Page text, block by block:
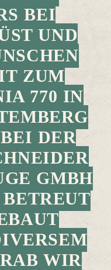
BEI
UND
ZUM
770 IN
DER
GMBH
WIR